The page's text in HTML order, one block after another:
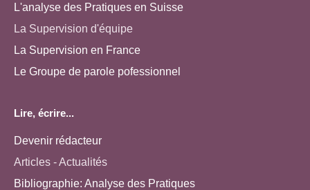
L'analyse des Pratiques en Suisse
La Supervision d'équipe
La Supervision en France
Le Groupe de parole pofessionnel
Lire, écrire...
Devenir rédacteur
Articles - Actualités
Bibliographie: Analyse des Pratiques